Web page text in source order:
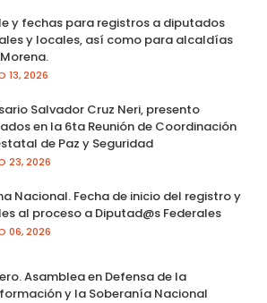
y fechas para registros a diputados
y locales, así como para alcaldías
13, 2026
Salvador Cruz Neri, presento
en la 6ta Reunión de Coordinación
de Paz y Seguridad
23, 2026
Nacional. Fecha de inicio del registro y
al proceso a Diputad@s Federales
06, 2026
Asamblea en Defensa de la
y la Soberanía Nacional